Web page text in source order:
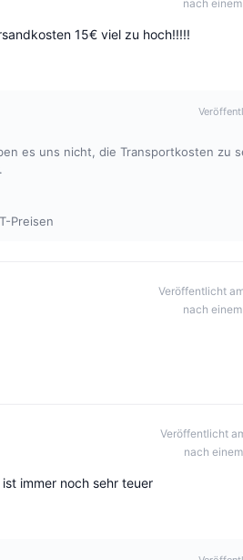
nach
15€ viel zu hoch!!!!!
es uns nicht, die Transportkosten zu
Preisen
Veröffentlicht
nach
Veröffentlicht
nach
immer noch sehr teuer